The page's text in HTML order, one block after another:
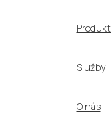
Služby
O nás